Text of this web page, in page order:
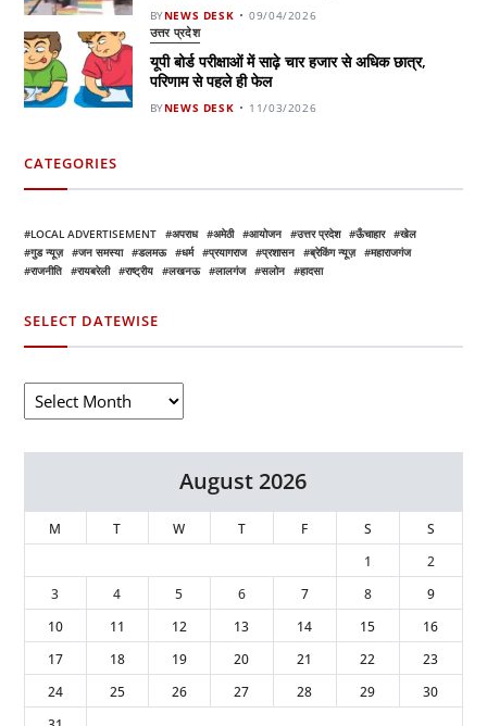
BYNEWS DESK 09/04/2026
उत्तर प्रदेश
यूपी बोर्ड परीक्षाओं में साढ़े चार हजार से अधिक छात्र,
परिणाम से पहले ही फेल
BYNEWS DESK 11/03/2026
CATEGORIES
LOCAL ADVERTISEMENT अपराध अमेठी आयोजन उत्तर प्रदेश ऊँचाहार
खेल
गुड न्यूज़
जन समस्या डलमऊ धर्म प्रयागराज प्रशासन ब्रेकिंग न्यूज़
महाराजगंज
राजनीति
रायबरेली राष्ट्रीय लखनऊ लालगंज सलोन हादसा
SELECT DATEWISE
August 2026
M T W T F S
S
1
2
3
4 5 6 7 8
9
10
11 12 13 14 15
16
17
18 19 20 21 22
23
24
25 26 27 28 29
30